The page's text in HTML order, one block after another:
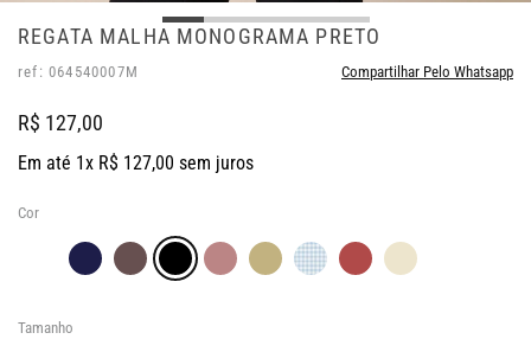
REGATA MALHA MONOGRAMA PRETO
ref: 064540007M Compartilhar Pelo Whatsapp
R$ 127,00
Em até 1x R$ 127,00 sem juros
Cor
Tamanho